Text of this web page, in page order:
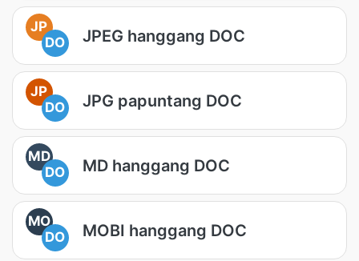
JP
DO
JPEG hanggang DOC
JP
DO
JPG papuntang DOC
MD
DO
MD hanggang DOC
MO
DO
MOBI hanggang DOC